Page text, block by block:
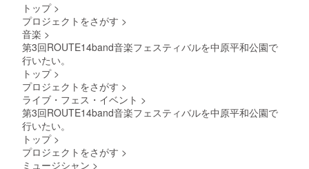
を、ぜひ会場で一緒に
嬉しいです。ご支援く
お会いして御礼をお伝
えできることを、メン
きましては、準備が整
トップ >
プロジェクトをさがす >
音楽 >
第3回ROUTE14band音楽フェスティバルを中原平和公園で
行いたい。
トップ >
プロジェクトをさがす >
ライブ・フェス・イベント >
第3回ROUTE14band音楽フェスティバルを中原平和公園で
行いたい。
トップ >
プロジェクトをさがす >
ミュージシャン >